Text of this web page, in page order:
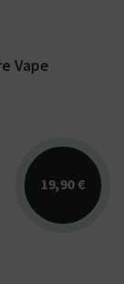
Vape
19,90 €